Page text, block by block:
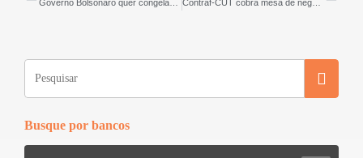
e
o
o
er e
Contraf-CUT cobra mesa de negociação sobre a Cassi
Busque por bancos